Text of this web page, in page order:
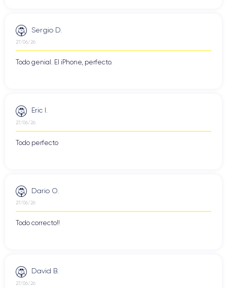
Sergio D.
27/06/26
Todo genial. El iPhone, perfecto.
Eric I.
27/06/26
Todo perfecto
Dario O.
27/06/26
Todo correcto!!
David B.
27/06/26